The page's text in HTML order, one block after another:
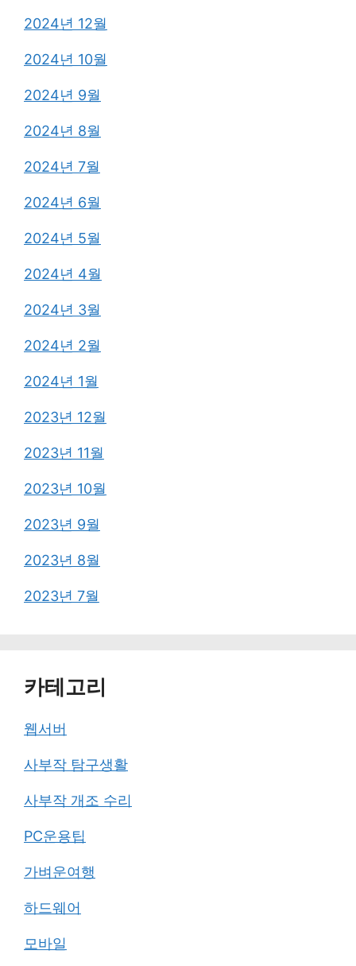
2024년 12월
2024년 10월
2024년 9월
2024년 8월
2024년 7월
2024년 6월
2024년 5월
2024년 4월
2024년 3월
2024년 2월
2024년 1월
2023년 12월
2023년 11월
2023년 10월
2023년 9월
2023년 8월
2023년 7월
카테고리
웹서버
사부작 탐구생활
사부작 개조 수리
PC운용팁
가벼운여행
하드웨어
모바일